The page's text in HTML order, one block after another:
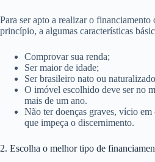
Para ser apto a realizar o financiamento
princípio, a algumas características
Comprovar sua renda;
Ser maior de idade;
Ser brasileiro nato ou
O imóvel escolhido deve ser no
mais de um ano.
Não ter doenças graves, vício
que impeça o discernimento.
2. Escolha o melhor tipo de